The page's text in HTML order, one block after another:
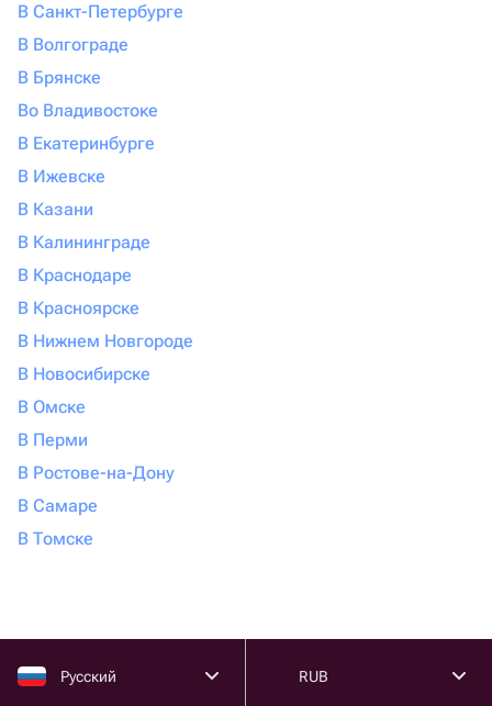
В Санкт-Петербурге
В Волгограде
В Брянске
Во Владивостоке
В Екатеринбурге
В Ижевске
В Казани
В Калининграде
В Краснодаре
В Красноярске
В Нижнем Новгороде
В Новосибирске
В Омске
В Перми
В Ростове-на-Дону
В Самаре
В Томске
Русский RUB